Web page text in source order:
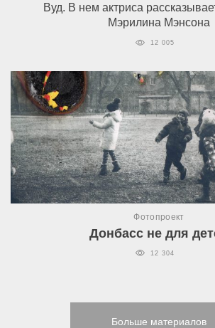
Вуд. В нем актриса
Мэрилина Мэнсона
12 005
Фотопроект
Донбасс не для
12 304
Больше материалов